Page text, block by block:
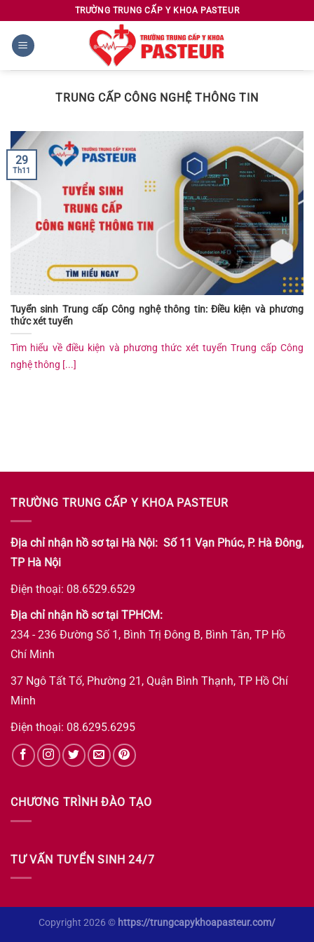
nội
dung
TRƯỜNG TRUNG CẤP Y KHOA PASTEUR
TRUNG CẤP CÔNG NGHỆ THÔNG TIN
Tuyển sinh Trung cấp Công nghệ thông tin: Điều kiện và phương
thức xét tuyển
Tìm hiểu về điều kiện và phương thức xét tuyển Trung cấp Công
nghệ thông [...]
29
Th11
TRƯỜNG TRUNG CẤP Y KHOA PASTEUR
Địa chỉ nhận hồ sơ tại Hà Nội: Số 11 Vạn Phúc, P. Hà Đông,
TP Hà Nội
Điện thoại: 08.6529.6529
Địa chỉ nhận hồ sơ tại TPHCM:
234 - 236 Đường Số 1, Bình Trị Đông B, Bình Tân, TP Hồ
Chí Minh
37 Ngô Tất Tố, Phường 21, Quận Bình Thạnh, TP Hồ Chí
Minh
Điện thoại: 08.6295.6295
CHƯƠNG TRÌNH ĐÀO TẠO
TƯ VẤN TUYỂN SINH 24/7
Copyright 2026 © https://trungcapykhoapasteur.com/